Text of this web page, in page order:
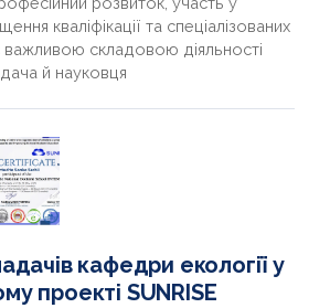
кваліфікації та спеціалізованих
важливою складовою діяльності
й науковця
кафедри екології у
проекті SUNRISE